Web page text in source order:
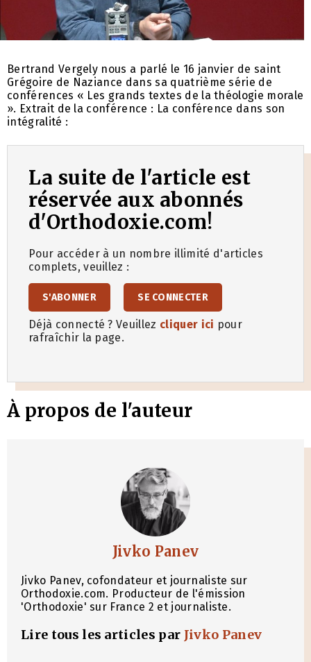
Bertrand Vergely nous a parlé le 16 janvier de saint
Grégoire de Naziance dans sa quatrième série de
conférences « Les grands textes de la théologie morale
». Extrait de la conférence : La conférence dans son
intégralité :
La suite de l'article est
réservée aux abonnés
d'Orthodoxie.com!
Pour accéder à un nombre illimité d'articles
complets, veuillez :
S'ABONNER SE CONNECTER
Déjà connecté ? Veuillez cliquer ici pour
rafraîchir la page.
À propos de l'auteur
Jivko Panev
Jivko Panev, cofondateur et journaliste sur
Orthodoxie.com. Producteur de l'émission
'Orthodoxie' sur France 2 et journaliste.
Lire tous les articles par Jivko Panev